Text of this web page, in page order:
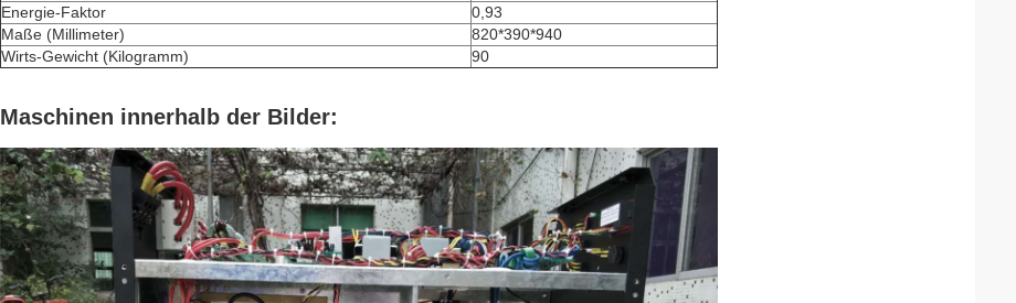
Energie-Faktor
0,93
Maße (Millimeter)
820*390*940
Wirts-Gewicht (Kilogramm)
90
Maschinen innerhalb der Bilder: